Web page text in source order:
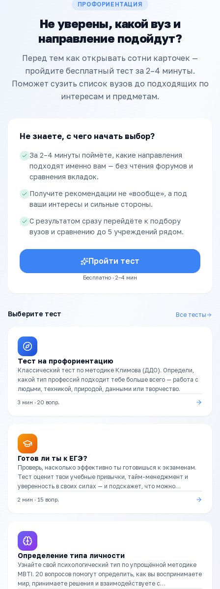
ПРОФОРИЕНТАЦИЯ
Не уверены, какой вуз и
направление подойдут?
Перед тем как открывать сотни карточек —
пройдите бесплатный тест за 2–4 минуты.
Поможет сузить список вузов до подходящих по
интересам и предметам.
Не знаете, с чего начать выбор?
За 2–4 минуты поймёте, какие направления
подходят именно вам — без чтения форумов и
сравнения вкладок.
Получите рекомендации не «вообще», а под
ваши интересы и сильные стороны.
С результатом сразу перейдёте к подбору
вузов и сравнению до 5 учреждений рядом.
Пройти тест
Бесплатно · 2–4 мин
Выберите тест Все тесты
Тест на профориентацию
Классический тест по методике Климова (ДДО). Определи,
какой тип профессий подходит тебе больше всего — работа с
людьми, техникой, природой, данными или творчество.
3 мин · 20 вопр.
Готов ли ты к ЕГЭ?
Проверь, насколько эффективно ты готовишься к экзаменам.
Тест оценит твои учебные привычки, тайм-менеджмент и
уверенность в своих силах — и подскажет, что можно
2 мин · 15 вопр.
Определение типа личности
Узнайте свой психологический тип по упрощённой методике
MBTI. 20 вопросов помогут определить, как вы воспринимаете
мир, принимаете решения и взаимодействуете с